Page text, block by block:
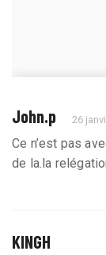
John.p 26
Ce n’est pas
de la.la
KINGHUB